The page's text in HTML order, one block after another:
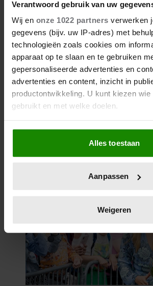
Verantwoord gebruik van uw
Wij en onze 1022 partners verwerken
gegevens (bijv. uw IP-adres) met
technologieën zoals cookies om
apparaat op te slaan en te gebruiken
gepersonaliseerde advertenties en
advertenties en content, inzicht in
productontwikkeling. U kunt kiezen wie
gebruikt en met welke doelen.
Als u het toestaat, willen we ook graag:
Informatie verzamelen over uw
locatie, die tot een paar meter
scannen op specifieke
verwerkt en stel uw voorkeuren in het
intrekken in de Cookieverklaring.
We gebruiken cookies om content en
personaliseren, om functies voor social
en om ons websiteverkeer te
Alles toestaan
Aanpassen
Weigeren